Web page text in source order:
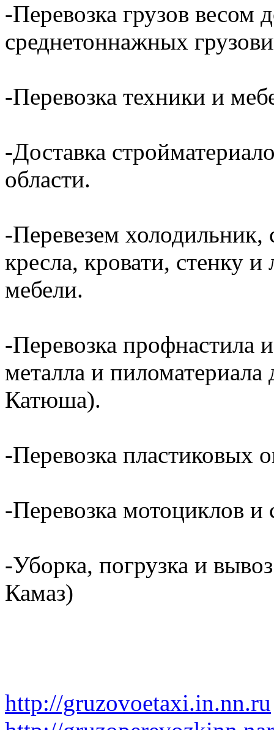
-Перевозка грузов весом
среднетоннажных
-Перевозка техники и
-Доставка
области.
-Перевезем
кресла, кровати, стенку
мебели.
-Перевозка профнастила
металла и
Катюша).
-Перевозка пластиковых
-Перевозка мотоциклов и
-Уборка, погрузка и
Камаз)
http://gruzovoetaxi.in.nn.ru